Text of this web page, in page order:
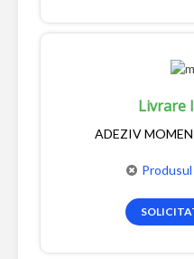
Livrare
ADEZIV